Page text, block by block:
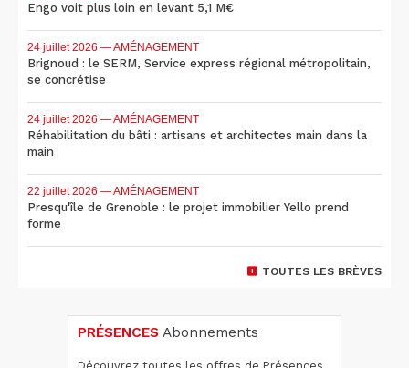
Engo voit plus loin en levant 5,1 M€
24 juillet 2026 — AMÉNAGEMENT
Brignoud : le SERM, Service express régional métropolitain,
se concrétise
24 juillet 2026 — AMÉNAGEMENT
Réhabilitation du bâti : artisans et architectes main dans la
main
22 juillet 2026 — AMÉNAGEMENT
Presqu'île de Grenoble : le projet immobilier Yello prend
forme
TOUTES LES BRÈVES
PRÉSENCES Abonnements